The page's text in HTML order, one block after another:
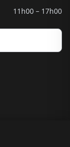
11h00 – 17h00